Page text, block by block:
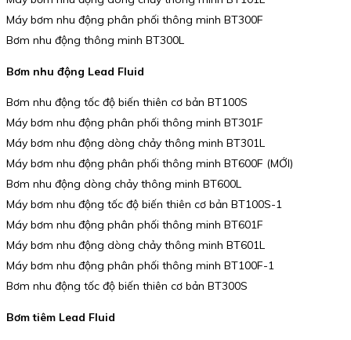
Máy bơm nhu động phân phối thông minh BT300F
Bơm nhu động thông minh BT300L
Bơm nhu động Lead Fluid
Bơm nhu động tốc độ biến thiên cơ bản BT100S
Máy bơm nhu động phân phối thông minh BT301F
Máy bơm nhu động dòng chảy thông minh BT301L
Máy bơm nhu động phân phối thông minh BT600F (MỚI)
Bơm nhu động dòng chảy thông minh BT600L
Máy bơm nhu động tốc độ biến thiên cơ bản BT100S-1
Máy bơm nhu động phân phối thông minh BT601F
Máy bơm nhu động dòng chảy thông minh BT601L
Máy bơm nhu động phân phối thông minh BT100F-1
Bơm nhu động tốc độ biến thiên cơ bản BT300S
Bơm tiêm Lead Fluid